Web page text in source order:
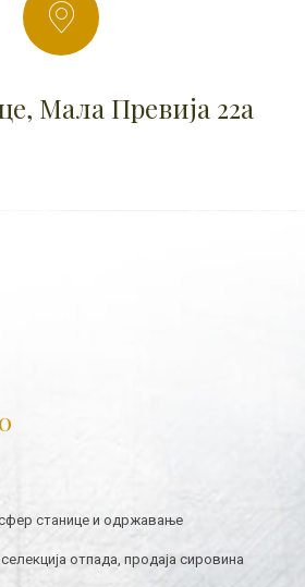
Мала Превија 22а
станице и одржавање
отпада, продаја сировина